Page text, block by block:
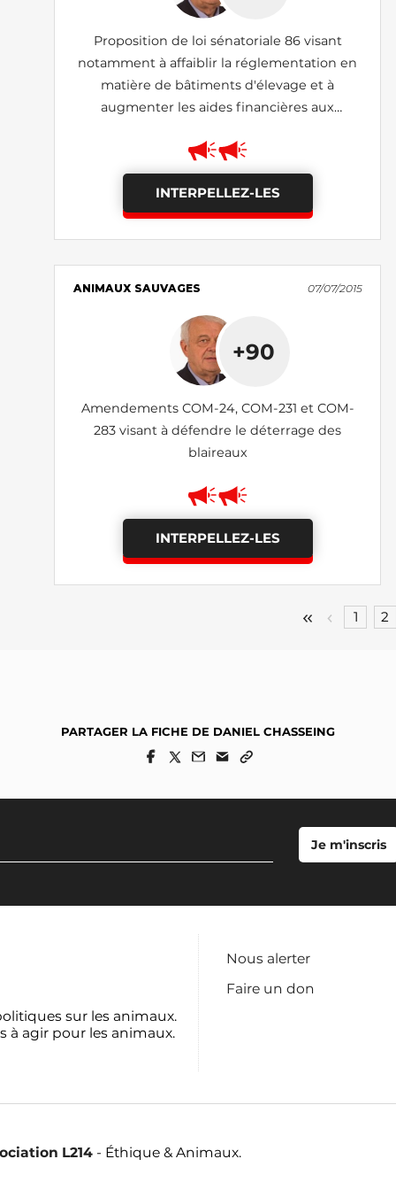
Proposition de loi sénatoriale 86 visant
notamment à affaiblir la réglementation en
matière de bâtiments d'élevage et à
augmenter les aides financières aux
INTERPELLEZ-LES
ANIMAUX SAUVAGES 07/07/2015
+90
Amendements COM-24, COM-231 et COM-
283 visant à défendre le déterrage des
blaireaux
INTERPELLEZ-LES
1 2
PARTAGER LA FICHE DE DANIEL CHASSEING
sur les animaux.
à agir pour les animaux.
Nous alerter
Faire un don
L214 - Éthique & Animaux.